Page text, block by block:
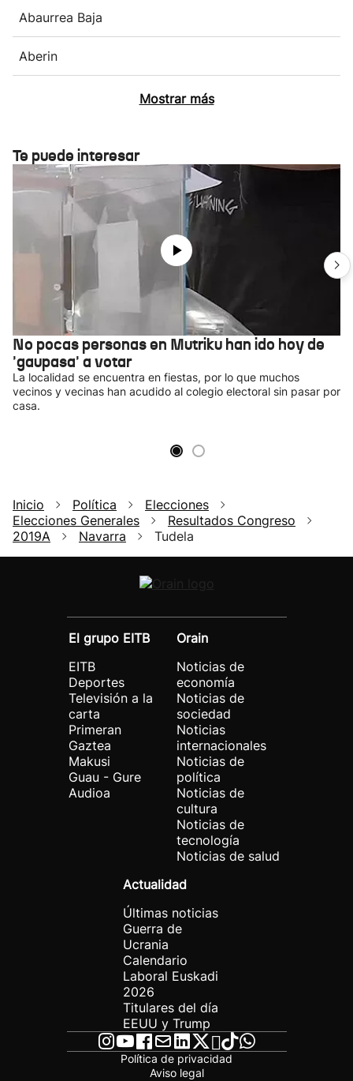
Abaurrea Baja
Aberin
Mostrar más
Te puede interesar
No pocas personas en Mutriku han ido hoy de
'gaupasa' a votar
La localidad se encuentra en fiestas, por lo que muchos
vecinos y vecinas han acudido al colegio electoral sin pasar por
casa.
Inicio Política
Elecciones
Elecciones Generales
Resultados Congreso
2019A
Navarra Tudela
El grupo EITB
EITB
Deportes
Televisión a la
carta
Primeran
Gaztea
Makusi
Guau - Gure
Audioa
Orain
Noticias de
economía
Noticias de
sociedad
Noticias
internacionales
Noticias de
política
Noticias de
cultura
Noticias de
tecnología
Noticias de salud
Actualidad
Últimas noticias
Guerra de
Ucrania
Calendario
Laboral Euskadi
2026
Titulares del día
EEUU y Trump
Política de privacidad
Aviso legal